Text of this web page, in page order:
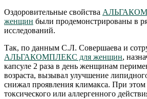
Оздоровительные свойства
женщин были продемонстрированы в
исследований.
Так, по данным С.Л. Совершаева и
АЛЬГАКОМПЛЕКС для женщин,
капсуле 2 раза в день женщинам
возраста, вызывал улучшение
снижал проявления климакса. При этом
токсического или аллергенного